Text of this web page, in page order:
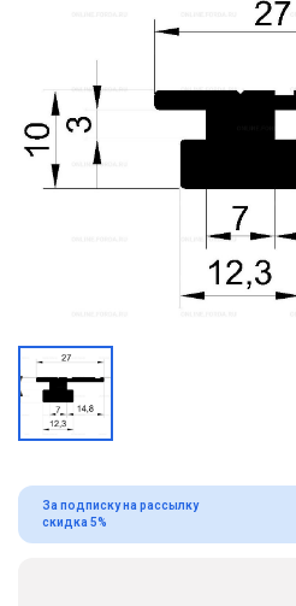
За подписку на рассылку
скидка 5%